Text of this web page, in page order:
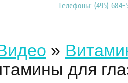
Телефоны: (495) 684-
»
для